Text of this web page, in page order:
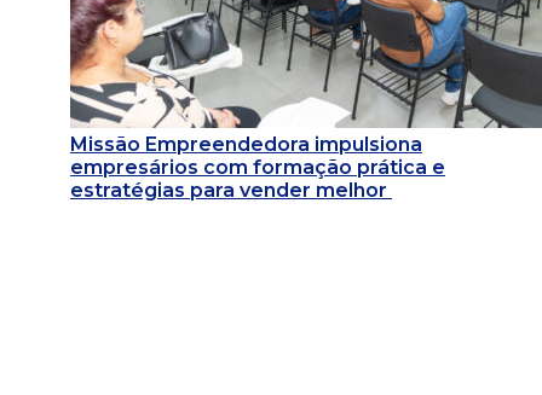
Missão Empreendedora impulsiona
empresários com formação prática e
estratégias para vender melhor